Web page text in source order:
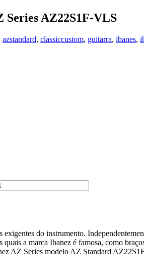
AZ22S1F-VLS
azstandard, classiccustom, guitarra, ibanes,
do instrumento.
a marca Ibanez é famosa, como
AZ Series modelo AZ Standard